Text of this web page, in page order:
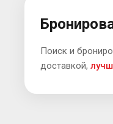
Поиск и
доставкой,